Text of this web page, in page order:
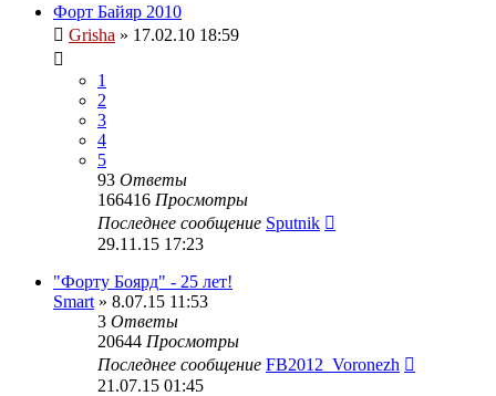
Форт Байяр 2010
Grisha » 17.02.10 18:59
1
2
3
4
5
93 Ответы
166416 Просмотры
Последнее сообщение Sputnik
29.11.15 17:23
"Форту Боярд" - 25 лет!
Smart » 8.07.15 11:53
3 Ответы
20644 Просмотры
Последнее сообщение FB2012_Voronezh
21.07.15 01:45